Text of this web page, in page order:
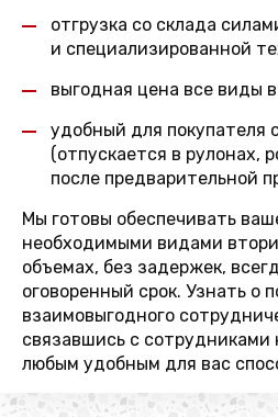
отгрузка со склада
и специализированной
выгодная цена все виды
удобный для покупателя
(отпускается в рулонах,
после предварительной
Мы готовы обеспечивать
необходимыми видами
объемах, без задержек,
оговоренный срок. Узнать о
взаимовыгодного
связавшись с
любым удобным для вас